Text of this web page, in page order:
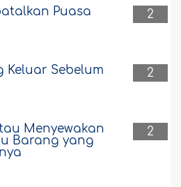
2
Puasa
2
Keluar Sebelum
2
Menyewakan
Barang yang